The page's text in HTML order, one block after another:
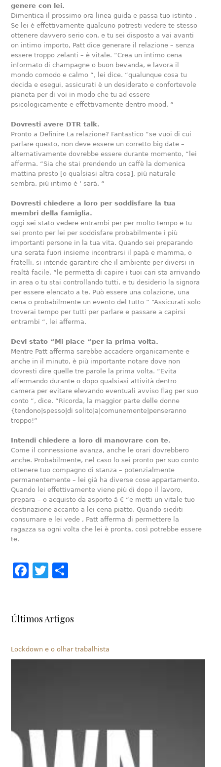
genere con lei.
Dimentica il prossimo ora linea guida e passa tuo istinto .
Se lei è effettivamente qualcuno potresti vedere te stesso
ottenere davvero serio con, e tu sei disposto a vai avanti
on intimo importo, Patt dice generare il relazione – senza
essere troppo zelanti – è vitale. “Crea un intimo cena
informato di champagne o buon bevanda, e lavora il
mondo comodo e calmo “, lei dice. “qualunque cosa tu
decida e esegui, assicurati è un desiderato e confortevole
pianeta per di voi in modo che tu ad essere
psicologicamente e effettivamente dentro mood. “
Dovresti avere DTR talk.
Pronto a Definire La relazione? Fantastico “se vuoi di cui
parlare questo, non deve essere un corretto big date –
alternativamente dovrebbe essere durante momento, “lei
afferma. “Sia che stai prendendo un caffè la domenica
mattina presto [o qualsiasi altra cosa], più naturale
sembra, più intimo è ‘ sarà. “
Dovresti chiedere a loro per soddisfare la tua
membri della famiglia.
oggi sei stato vedere entrambi per per molto tempo e tu
sei pronto per lei per soddisfare probabilmente i più
importanti persone in la tua vita. Quando sei preparando
una serata fuori insieme incontrarsi il papà e mamma, o
fratelli, si intende garantire che il ambiente per diversi in
realtà facile. “le permetta di capire i tuoi cari sta arrivando
in area o tu stai controllando tutti, e tu desiderio la signora
per essere elencato a te. Può essere una colazione, una
cena o probabilmente un evento del tutto ” “Assicurati solo
troverai tempo per tutti per parlare e passare a capirsi
entrambi “, lei afferma.
Devi stato “Mi piace “per la prima volta.
Mentre Patt afferma sarebbe accadere organicamente e
anche in il minuto, è più importante notare dove non
dovresti dire quelle tre parole la prima volta. “Evita
affermando durante o dopo qualsiasi attività dentro
camera per evitare elevando eventuali avviso flag per suo
conto “, dice. “Ricorda, la maggior parte delle donne
{tendono|spesso|di solito|a|comunemente|penseranno
troppo!”
Intendi chiedere a loro di manovrare con te.
Come il connessione avanza, anche le orari dovrebbero
anche. Probabilmente, nel caso lo sei pronto per suo conto
ottenere tuo compagno di stanza – potenzialmente
permanentemente – lei già ha diverse cose appartamento.
Quando lei effettivamente viene più di dopo il lavoro,
prepara – o acquisto da asporto â € “e metti un vitale tuo
destinazione accanto a lei cena piatto. Quando siediti
consumare e lei vede , Patt afferma di permettere la
ragazza sa ogni volta che lei è pronta, così potrebbe essere
te.
Facebook
Twitter
Últimos Artigos
Lockdown e o olhar trabalhista